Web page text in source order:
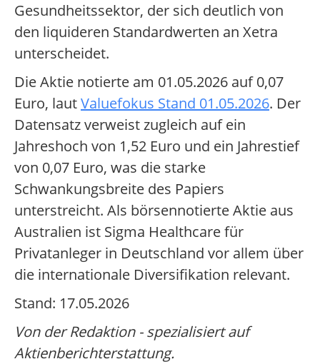
Gesundheitssektor, der sich deutlich von
den liquideren Standardwerten an Xetra
unterscheidet.
Die Aktie notierte am 01.05.2026 auf 0,07
Euro, lautValuefokus Stand 01.05.2026. Der
Datensatz verweist zugleich auf ein
Jahreshoch von 1,52 Euro und ein Jahrestief
von 0,07 Euro, was die starke
Schwankungsbreite des Papiers
unterstreicht. Als börsennotierte Aktie aus
Australien ist Sigma Healthcare für
Privatanleger in Deutschland vor allem über
die internationale Diversifikation relevant.
Stand: 17.05.2026
Von der Redaktion - spezialisiert auf
Aktienberichterstattung.